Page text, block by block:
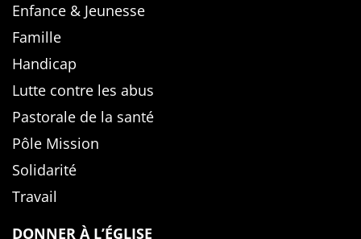
Enfance & Jeunesse
Famille
Handicap
Lutte contre les abus
Pastorale de la santé
Pôle Mission
Solidarité
Travail
DONNER À L’ÉGLISE